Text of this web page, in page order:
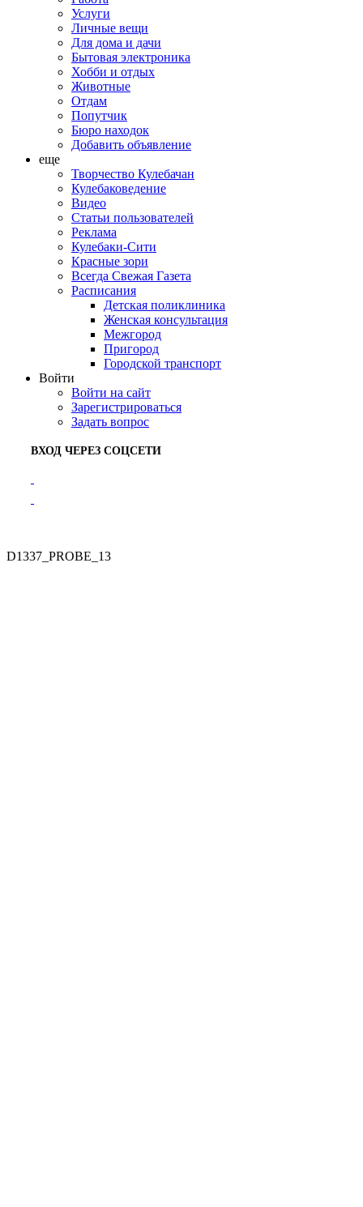
Услуги
Личные вещи
Для дома и дачи
Бытовая электроника
Хобби и отдых
Животные
Отдам
Попутчик
Бюро находок
Добавить объявление
еще
Творчество Кулебачан
Кулебаковедение
Видео
Статьи пользователей
Реклама
Кулебаки-Сити
Красные зори
Всегда Свежая Газета
Расписания
Детская поликлиника
Женская консультация
Межгород
Пригород
Городской транспорт
Войти
Войти на сайт
Зарегистрироваться
Задать вопрос
ВХОД ЧЕРЕЗ СОЦСЕТИ